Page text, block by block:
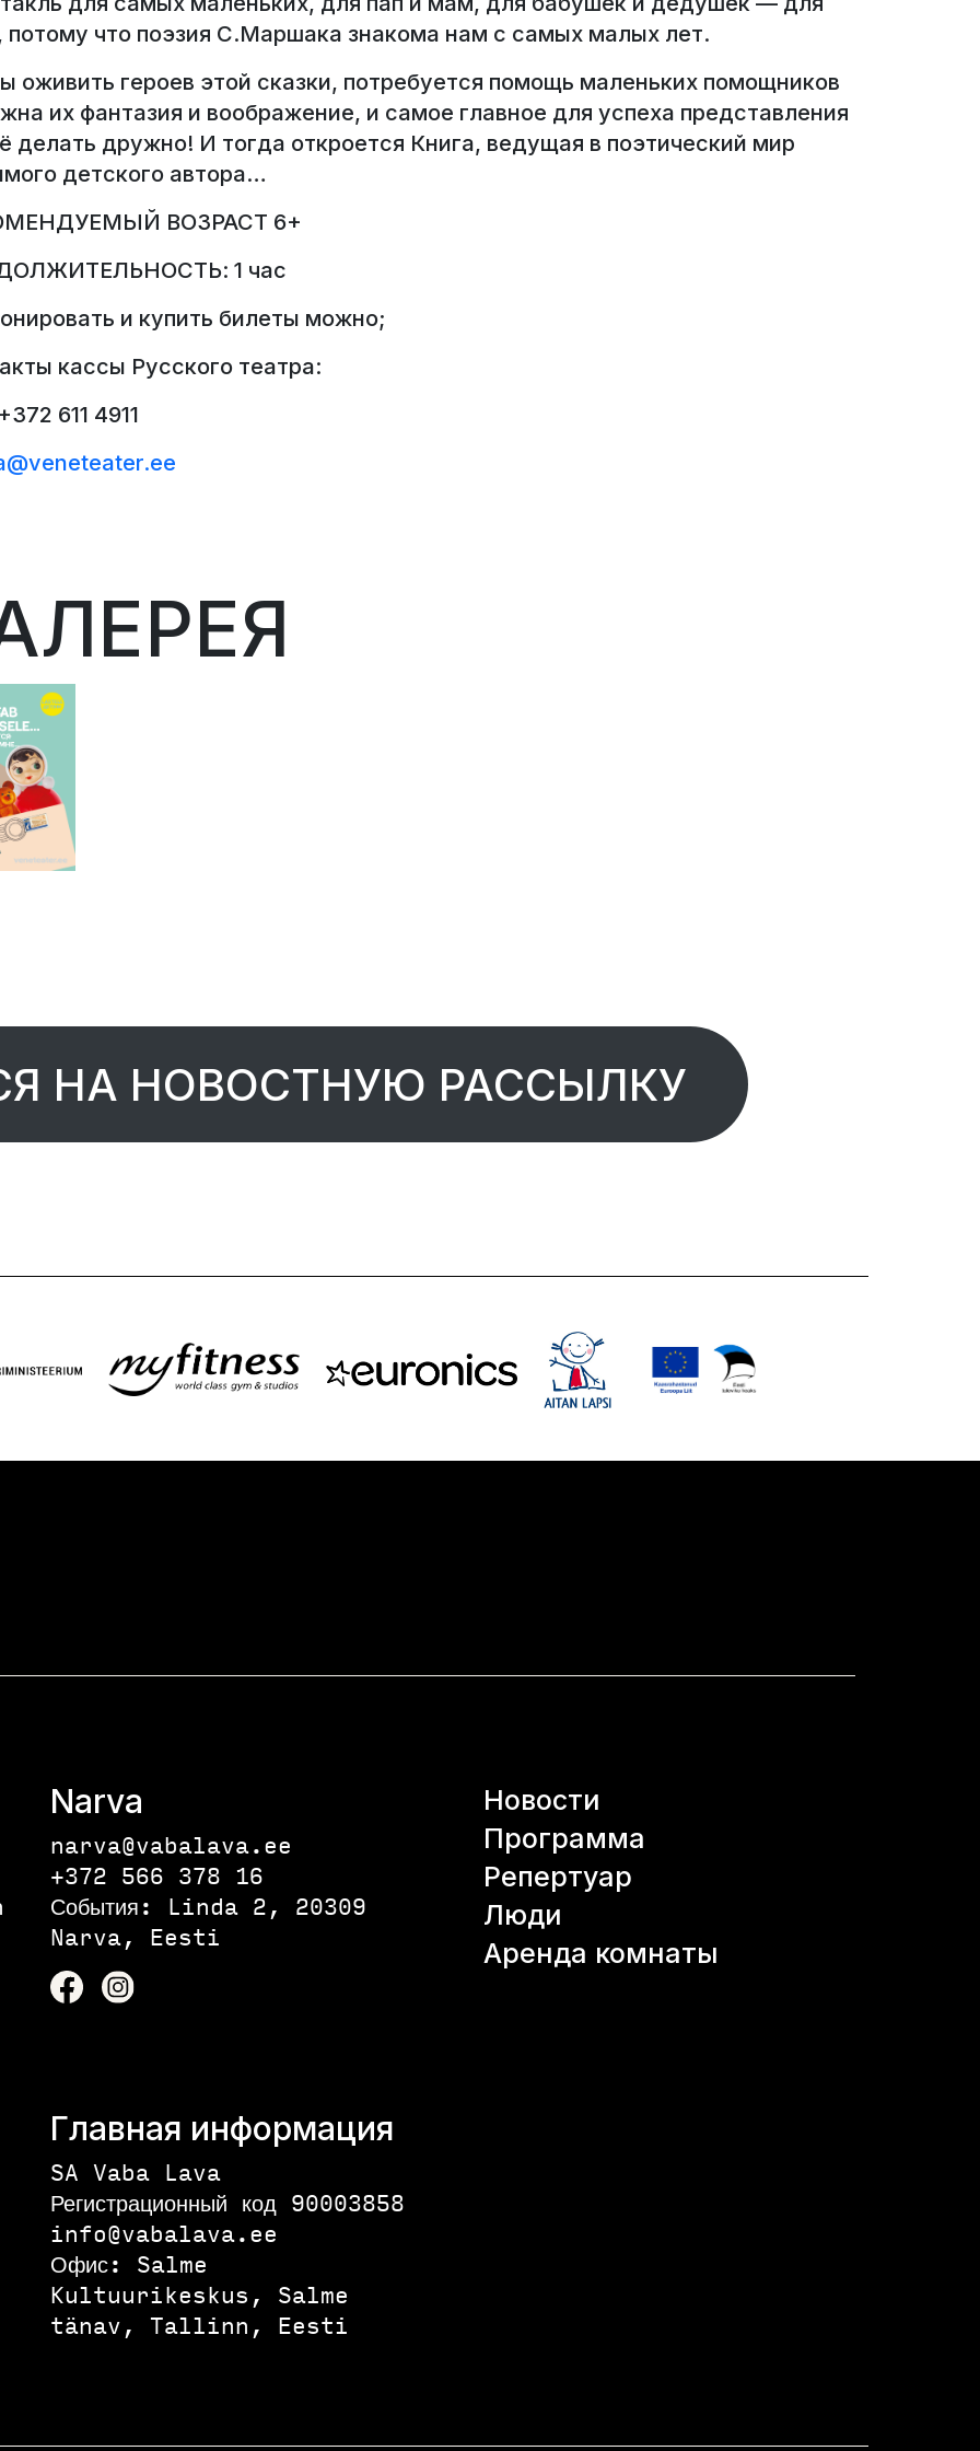
потому что поэзия С.Маршака знакома нам с самых малых лет.
оживить героев этой сказки, потребуется помощь маленьких помощников
их фантазия и воображение, и самое главное для успеха представления
делать дружно! И тогда откроется Книга, ведущая в поэтический мир
детского автора…
ВОЗРАСТ 6+
1 час
и купить билеты можно;
кассы Русского театра:
611 4911
НА НОВОСТНУЮ РАССЫЛКУ
Narva
narva@vabalava.ee
+372 566 378 16
События: Linda 2, 20309
Narva, Eesti
Главная информация
SA Vaba Lava
Регистрационный код 90003858
info@vabalava.ee
Офис: Salme
Kultuurikeskus, Salme
tänav, Tallinn, Eesti
Новости
Программа
Репертуар
Люди
Аренда комнаты